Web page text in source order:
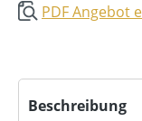
PDF Angebot
Beschreibung